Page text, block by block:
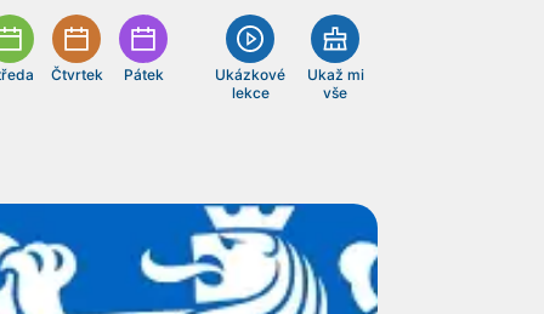
Čtvrtek Pátek
Ukázkové
lekce
Ukaž mi
vše